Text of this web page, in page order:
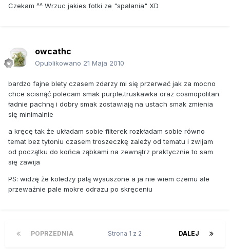
Czekam ^^ Wrzuc jakies fotki ze "spalania" XD
owcathc
Opublikowano 21 Maja 2010
bardzo fajne blety czasem zdarzy mi się przerwać jak za mocno
chce scisnąć polecam smak purple,truskawka oraz cosmopolitan
ładnie pachną i dobry smak zostawiają na ustach smak zmienia
się minimalnie
a kręcę tak że układam sobie filterek rozkładam sobie równo
temat bez tytoniu czasem troszeczkę zależy od tematu i zwijam
od początku do końca ząbkami na zewnątrz praktycznie to sam
się zawija
PS: widzę że koledzy palą wysuszone a ja nie wiem czemu ale
przeważnie pale mokre odrazu po skręceniu
POPRZEDNIA DALEJ
Strona 1 z 2